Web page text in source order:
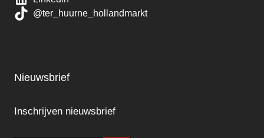
@ter_huurne_hollandmarkt
Nieuwsbrief
Inschrijven nieuwsbrief